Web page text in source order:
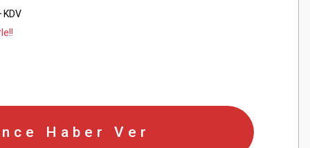
KDV
Haber Ver